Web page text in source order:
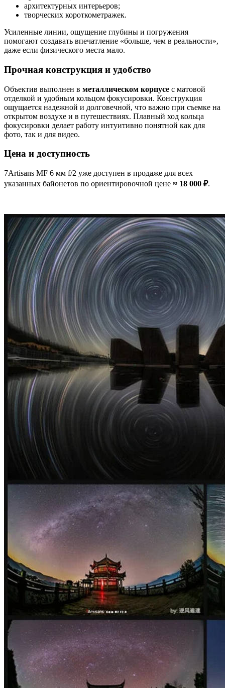
архитектурных интерьеров;
творческих короткометражек.
Усиленные линии, ощущение глубины и погружения
помогают создавать впечатление «больше, чем в реальности»,
даже если физического места мало.
Прочная конструкция и удобство
Объектив выполнен в металлическом корпусе с матовой
отделкой и удобным кольцом фокусировки. Конструкция
ощущается надежной и долговечной, что важно при съемке на
открытом воздухе и в путешествиях. Плавный ход кольца
фокусировки делает работу интуитивно понятной как для
фото, так и для видео.
Цена и доступность
7Artisans MF 6 мм f/2 уже доступен в продаже для всех
указанных байонетов по ориентировочной цене ≈ 18 000 ₽.